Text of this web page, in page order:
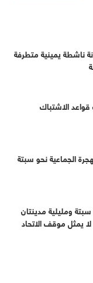
ناشطة يمينية متطرفة
الاشتباك
الجماعية نحو سبتة
ومليلية مدينتان
لا يمثل موقف الاتحاد